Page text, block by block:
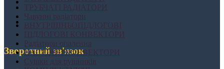
Зворотний зв'язок
НАСТІННІ КОНВЕКТОРИ